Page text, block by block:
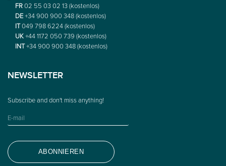
FR02 55 03 02 13 (kostenlos)
DE+34 900 900 348 (kostenlos)
IT049 798 6224 (kostenlos)
UK+44 1172 050 739 (kostenlos)
INT+34 900 900 348 (kostenlos)
NEWSLETTER